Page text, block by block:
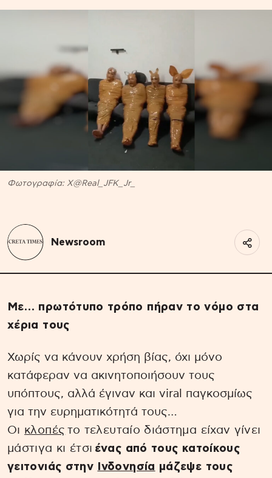
Φωτογραφία: Χ@Real_JFK_Jr_
Newsroom
Με… πρωτότυπο τρόπο πήραν το νόμο στα
χέρια τους
Χωρίς να κάνουν χρήση βίας, όχι μόνο
κατάφεραν να ακινητοποιήσουν τους
υπόπτους, αλλά έγιναν και viral παγκοσμίως
για την ευρηματικότητά τους…
Οι κλοπές το τελευταίο διάστημα είχαν γίνει
μάστιγα κι έτσι ένας από τους κατοίκους
γειτονιάς στην
Ινδονησία μάζεψε τους